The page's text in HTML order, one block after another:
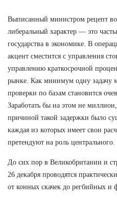
Выписанный министром рецепт
либеральный характер — это
государства в экономике. В
акцент сместится с управления
управлению краткосрочной
рынке. Как минимум одну задачу
проверки по базам становится
Заработать бы на этом не
причиной такой задержки было
каждая из которых имеет свои
претендуют на роль центрального.
До сих пор в Великобритании и
26 декабря проводятся
от конных скачек до регбийных и